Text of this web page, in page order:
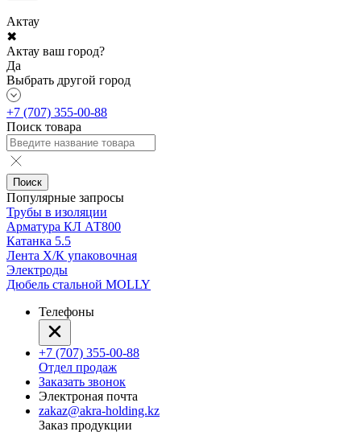
Актау
✖
Актау ваш город?
Да
Выбрать другой город
+7 (707) 355-00-88
Поиск товара
Поиск
Популярные запросы
Трубы в изоляции
Арматура КЛ АТ800
Катанка 5.5
Лента Х/К упаковочная
Электроды
Дюбель стальной MOLLY
Телефоны
+7 (707) 355-00-88
Отдел продаж
Заказать звонок
Электроная почта
zakaz@akra-holding.kz
Заказ продукции